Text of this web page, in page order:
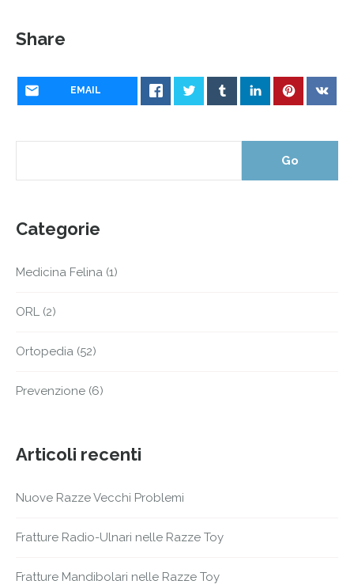
Share
EMAIL
Categorie
Medicina Felina (1)
ORL (2)
Ortopedia (52)
Prevenzione (6)
Articoli recenti
Nuove Razze Vecchi Problemi
Fratture Radio-Ulnari nelle Razze Toy
Fratture Mandibolari nelle Razze Toy